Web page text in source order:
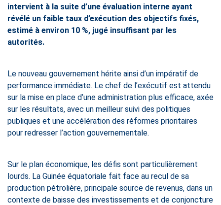
intervient à la suite d’une évaluation interne ayant
révélé un faible taux d’exécution des objectifs fixés,
estimé à environ 10 %, jugé insuffisant par les
autorités.
Le nouveau gouvernement hérite ainsi d’un impératif de
performance immédiate. Le chef de l’exécutif est attendu
sur la mise en place d’une administration plus efficace, axée
sur les résultats, avec un meilleur suivi des politiques
publiques et une accélération des réformes prioritaires
pour redresser l’action gouvernementale.
Sur le plan économique, les défis sont particulièrement
lourds. La Guinée équatoriale fait face au recul de sa
production pétrolière, principale source de revenus, dans un
contexte de baisse des investissements et de conjoncture